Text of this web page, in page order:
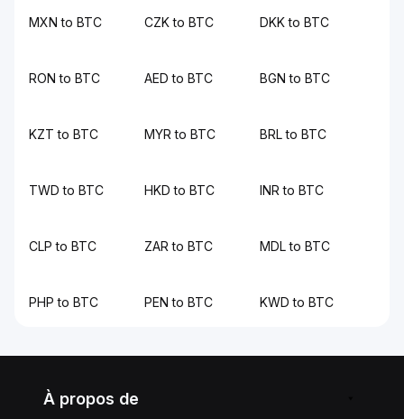
MXN to BTC CZK to BTC DKK to BTC
RON to BTC AED to BTC BGN to BTC
KZT to BTC MYR to BTC BRL to BTC
TWD to BTC HKD to BTC INR to BTC
CLP to BTC ZAR to BTC MDL to BTC
PHP to BTC PEN to BTC KWD to BTC
À propos de